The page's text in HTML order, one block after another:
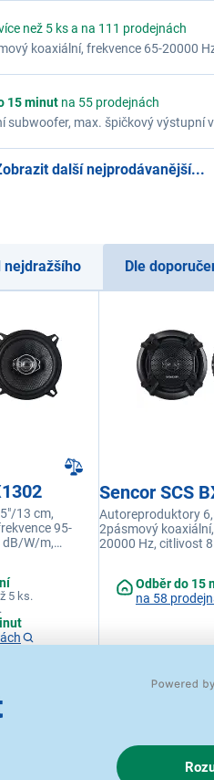
než 5 ks a na 111 prodejnách
koaxiální, frekvence 65-20000
15 minut na 55 prodejnách
max. špičkový výstupní
další nejprodávanější...
nejdražšího Dle
13 cm,
95-
dB/W/m,
5 ks.
Sencor SCS
Autoreproduktory
2pásmový
20000 Hz, citlivost
Odběr do 15
na 58